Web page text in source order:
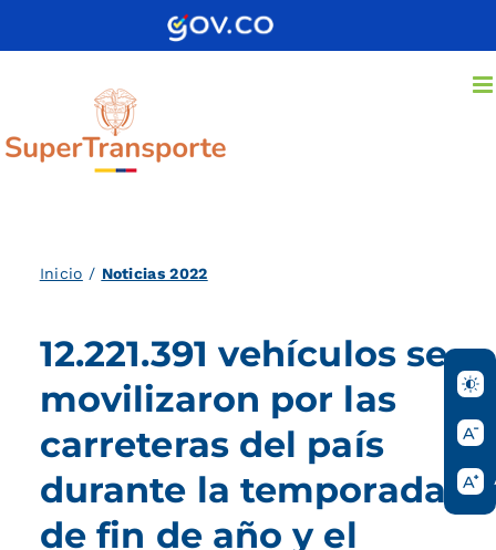
Inicio / Noticias 2022
12.221.391 vehículos se
movilizaron por las
carreteras del país
durante la temporada
de fin de año y el